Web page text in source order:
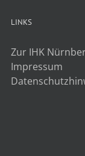
LINKS
Zur IHK
Impressum